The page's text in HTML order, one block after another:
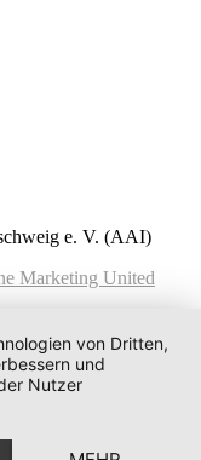
e. V. (AAI)
Marketing United
von Dritten,
und
Nutzer